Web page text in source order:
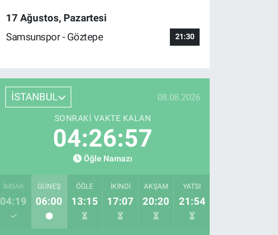
17 Ağustos, Pazartesi
Samsunspor - Göztepe
21:30
İSTANBUL 08.08.2026
SONRAKI VAKTE KALAN
04:26:56
Öğle Namazı
İMSAK
04:19
GÜNEŞ
06:00
ÖĞLE
13:15
İKINDI
17:07
AKŞAM
20:20
YATSI
21:54